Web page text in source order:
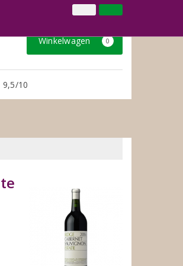
Klantenservice
Winkelwagen 0
9,5/10